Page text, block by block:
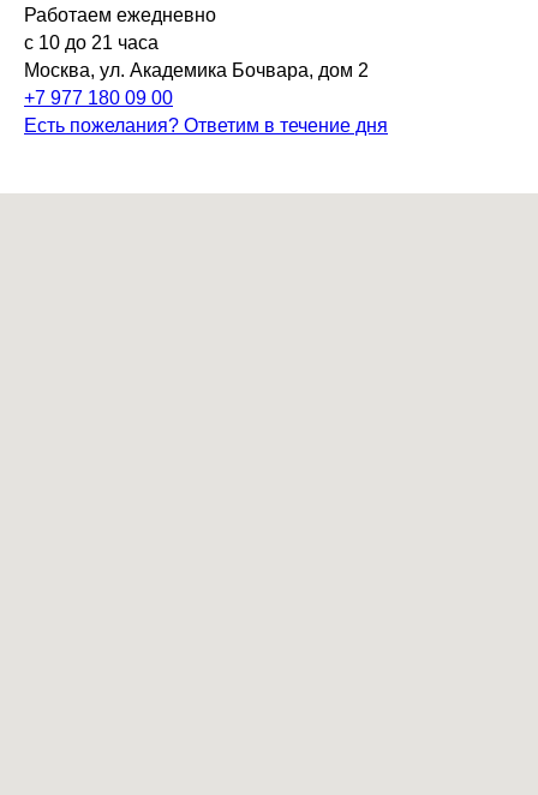
Работаем ежедневно
с 10 до 21 часа
Москва, ул. Академика Бочвара, дом 2
+7 977 180 09 00
Есть пожелания? Ответим в течение дня